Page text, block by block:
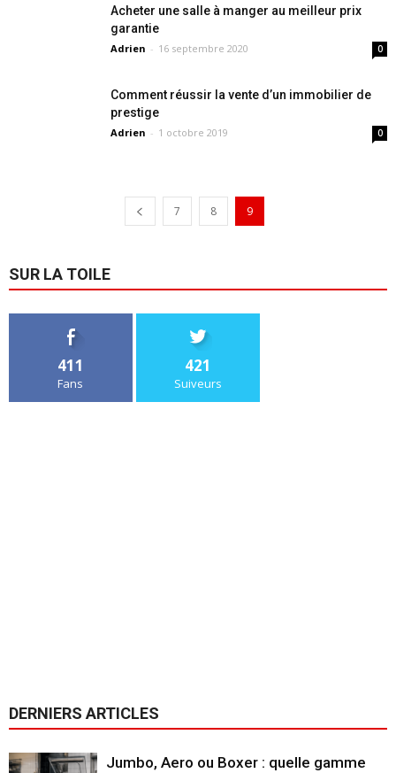
Acheter une salle à manger au meilleur prix
garantie
Adrien - 16 septembre 2020 0
Comment réussir la vente d’un immobilier de
prestige
Adrien - 1 octobre 2019 0
7 8 9
SUR LA TOILE
411
Fans
421
Suiveurs
DERNIERS ARTICLES
Jumbo, Aero ou Boxer : quelle gamme